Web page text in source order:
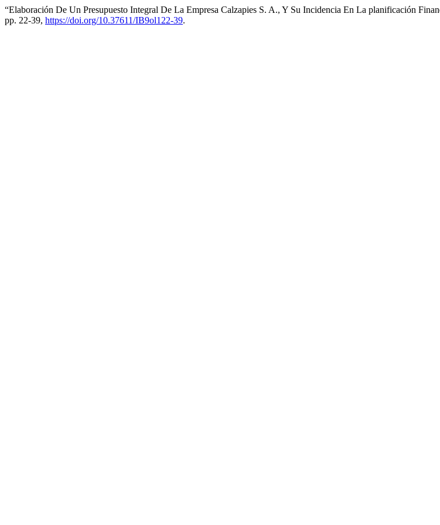
“Elaboración De Un Presupuesto Integral De La Empresa Calzapies S. A., Y Su Incidencia En La planificación
pp. 22-39, https://doi.org/10.37611/IB9ol122-39.